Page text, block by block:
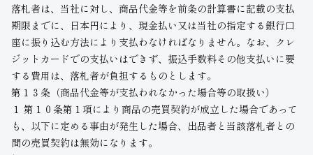
落札者は、当社に対し、商品代金等を前条の計算書に記載の支払
期限までに、日本円により、現金払い又は当社の指定する銀行口
座に振り込む方法により支払わなければなりません。なお、クレ
ジットカードでの支払いはできず、振込手数料その他支払いに要
する費用は、落札者が負担するものとします。
第１３条（商品代金等が支払われなかった場合等の取扱い）
１ 第１０条第１項により商品の売買契約が成立した場合であって
も、以下に定める事由が発生した場合、出品者と当該落札者との
間の売買契約は無効になります。